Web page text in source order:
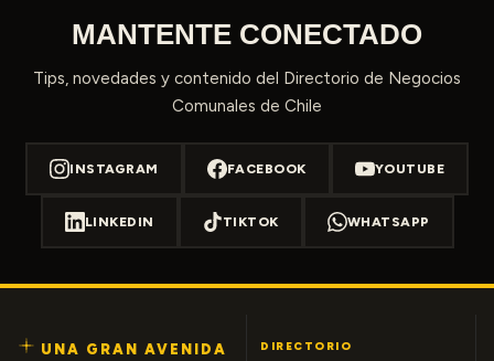
MANTENTE CONECTADO
Tips, novedades y contenido del Directorio de Negocios
Comunales de Chile
INSTAGRAM FACEBOOK YOUTUBE
LINKEDIN TIKTOK WHATSAPP
UNA GRAN AVENIDA DIRECTORIO